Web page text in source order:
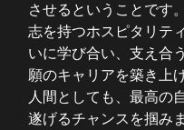
させるということです
志を持つホスピタリテ
いに学び合い、支え合
願のキャリアを築き上
人間としても、最高の
遂げるチャンスを掴み